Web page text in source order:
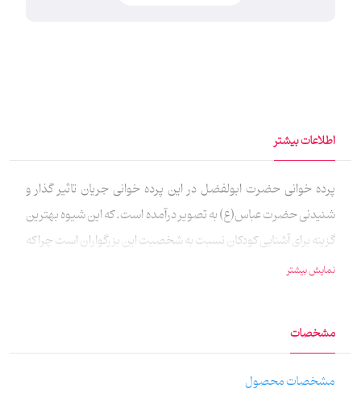
اطلاعات بیشتر
پرده خوانی حضرت ابولفضل در این پرده خوانی جریان تاثیر گذار و
شنیدنی حضرت عباس(ع) به تصویر درآمده است. که این شیوه بهترین
گزینه برای آشنایی کودکان نسبت به شخصیت این بزرگواران است چرا که
در عین آشنایی، سرگرم هم می‌شوند و این سبب می‌شود که مطالب در
می‌گردد.
نمایش بیشتر
مشخصات
مشخصات محصول